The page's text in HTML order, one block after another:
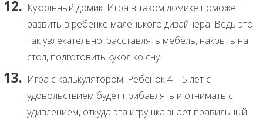
Кукольный домик. Игра в таком домике поможет
развить в ребенке маленького дизайнера. Ведь это
так увлекательно: расставлять мебель, накрыть на
стол, подготовить кукол ко сну.
Игра с калькулятором. Ребёнок 4—5 лет с
удовольствием будет прибавлять и отнимать с
удивлением, откуда эта игрушка знает правильный